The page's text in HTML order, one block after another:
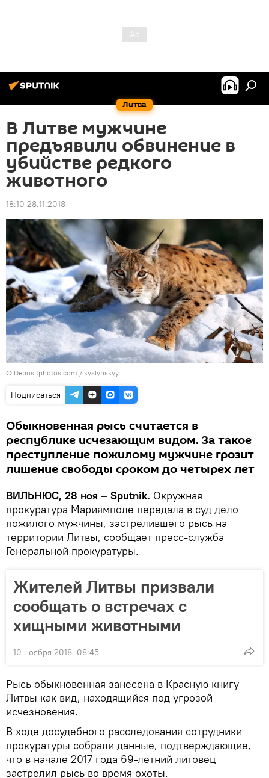
Литва
В Литве мужчине
предъявили обвинение в
убийстве редкого
животного
18:10 28.11.2018
© Depositphotos.com / kyslynskyy
Подписаться
Обыкновенная рысь считается в
республике исчезающим видом. За такое
преступление пожилому мужчине грозит
лишение свободы сроком до четырех лет
ВИЛЬНЮС, 28 ноя – Sputnik. Окружная
прокуратура Мариямполе передала в суд дело
пожилого мужчины, застрелившего рысь на
территории Литвы, сообщает пресс-служба
Генеральной прокуратуры.
Жителей Литвы призвали
сообщать о встречах с
хищными животными
10 ноября 2018, 08:45
Рысь обыкновенная занесена в Красную книгу
Литвы как вид, находящийся под угрозой
исчезновения.
В ходе досудебного расследования сотрудники
прокуратуры собрали данные, подтверждающие,
что в начале 2017 года 69-летний литовец
застрелил рысь во время охоты.